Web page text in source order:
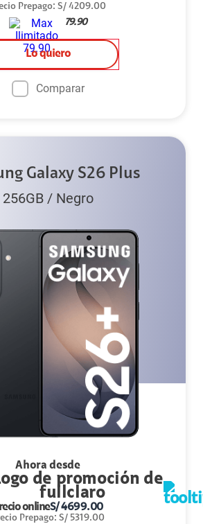
Prepago: S/ 4209.00
79.90
Lo quiero
Comparar
Galaxy S26 Plus
256GB/ Negro
Ahora desde
onlineS/4699.00
Prepago: S/ 5319.00